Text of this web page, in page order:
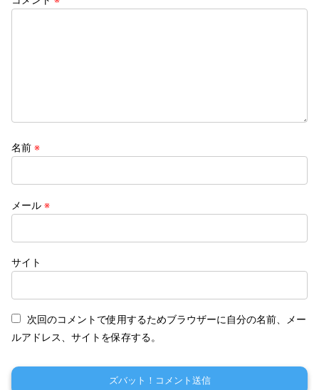
名前 ※
メール ※
サイト
次回のコメントで使用するためブラウザーに自分の名前、メー
ルアドレス、サイトを保存する。